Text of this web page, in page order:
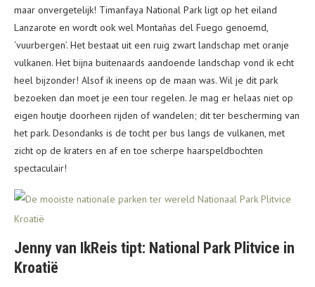
maar onvergetelijk! Timanfaya National Park ligt op het eiland
Lanzarote en wordt ook wel Montañas del Fuego genoemd,
‘vuurbergen’. Het bestaat uit een ruig zwart landschap met oranje
vulkanen. Het bijna buitenaards aandoende landschap vond ik echt
heel bijzonder! Alsof ik ineens op de maan was. Wil je dit park
bezoeken dan moet je een tour regelen. Je mag er helaas niet op
eigen houtje doorheen rijden of wandelen; dit ter bescherming van
het park. Desondanks is de tocht per bus langs de vulkanen, met
zicht op de kraters en af en toe scherpe haarspeldbochten
spectaculair!
Jenny van IkReis tipt: National Park Plitvice in
Kroatië